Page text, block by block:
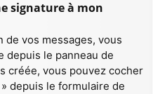
signature à mon
de vos messages, vous
depuis le panneau de
créée, vous pouvez cocher
depuis le formulaire de